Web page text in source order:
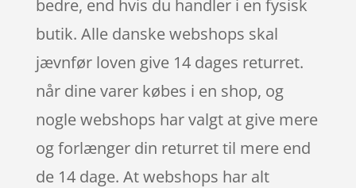
bedre, end hvis du handler i en fysisk
butik. Alle danske webshops skal
jævnfør loven give 14 dages returret.
når dine varer købes i en shop, og
nogle webshops har valgt at give mere
og forlænger din returret til mere end
de 14 dage. At webshops har alt